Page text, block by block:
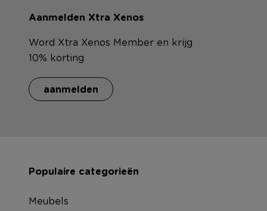
Aanmelden Xtra Xenos
Word Xtra Xenos Member en krijg
10% korting
aanmelden
Populaire categorieën
Meubels